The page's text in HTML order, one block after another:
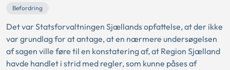
Befordring
Det var Statsforvaltningen Sjællands opfattelse, at der ikke
var grundlag for at antage, at en nærmere undersøgelsen
af sagen ville føre til en konstatering af, at Region Sjælland
havde handlet i strid med regler, som kunne påses af